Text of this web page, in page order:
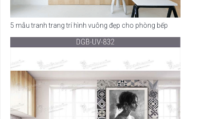
5 mẫu tranh trang trí hình vuông đẹp cho phòng bếp